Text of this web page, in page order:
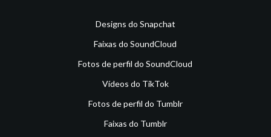
Designs do Snapchat
Faixas do SoundCloud
Fotos de perfil do SoundCloud
Vídeos do TikTok
Fotos de perfil do Tumblr
Faixas do Tumblr